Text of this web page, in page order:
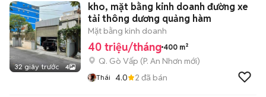
32 giây trước 4
kho, mặt bằng kinh doanh đường xe
tải thông dương quảng hàm
Mặt bằng kinh doanh
40 triệu/tháng 400 m²
Q. Gò Vấp (P. An Nhơn mới)
Thái 4.0 2 đã bán